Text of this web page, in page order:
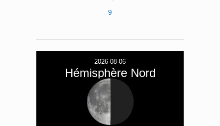
9
2026-08-06
Hémisphère Nord